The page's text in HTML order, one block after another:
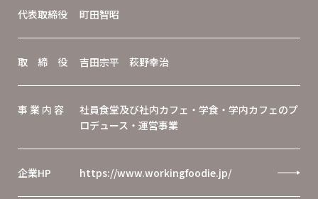
代表取締役 町田智昭
取 締 役 吉田宗平 萩野幸治
事 業 内 容
社員食堂及び社内カフェ・学食・学内カフェのプ
ロデュース・運営事業
企業HP https://www.workingfoodie.jp/